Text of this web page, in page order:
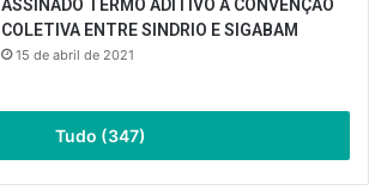
ASSINADO TERMO ADITIVO À CONVENÇÃO
COLETIVA ENTRE SINDRIO E SIGABAM
15 de abril de 2021
Tudo (347)